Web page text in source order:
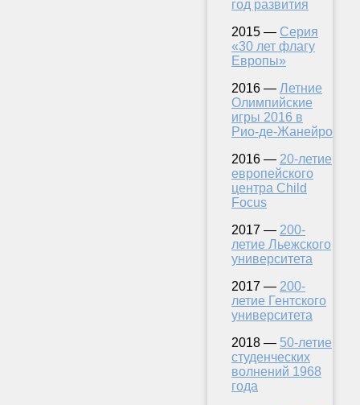
год развития
2015 — Серия
«30 лет флагу
Европы»
2016 — Летние
Олимпийские
игры 2016 в
Рио-де-Жанейро
2016 — 20-летие
европейского
центра Child
Focus
2017 — 200-
летие Льежского
университета
2017 — 200-
летие Гентского
университета
2018 — 50-летие
студенческих
волнений 1968
года